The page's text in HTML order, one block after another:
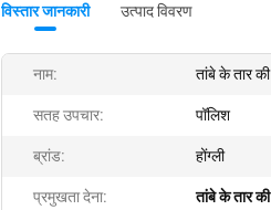
विस्तार जानकारी उत्पाद विवरण
नाम: तांबे के तार
सतह उपचार: पॉलिश
ब्रांड: होंग्ली
प्रमुखता देना: तांबे के तार